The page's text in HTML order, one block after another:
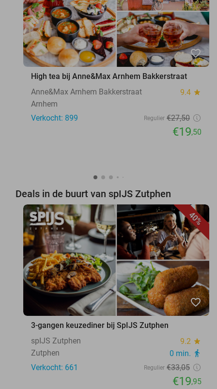
favorite_border
High tea bij Anne&Max Arnhem Bakkerstraat
Anne&Max Arnhem Bakkerstraat
9.4 star
Arnhem
Verkocht: 899
Regulier €27,50
€19,50
Deals in de buurt van spIJS Zutphen
40%
favorite_border
3-gangen keuzediner bij SpIJS Zutphen
spIJS Zutphen
9.2 star
Zutphen 0 min. directions_walk
Verkocht: 661 Regulier €33,05
€19,95